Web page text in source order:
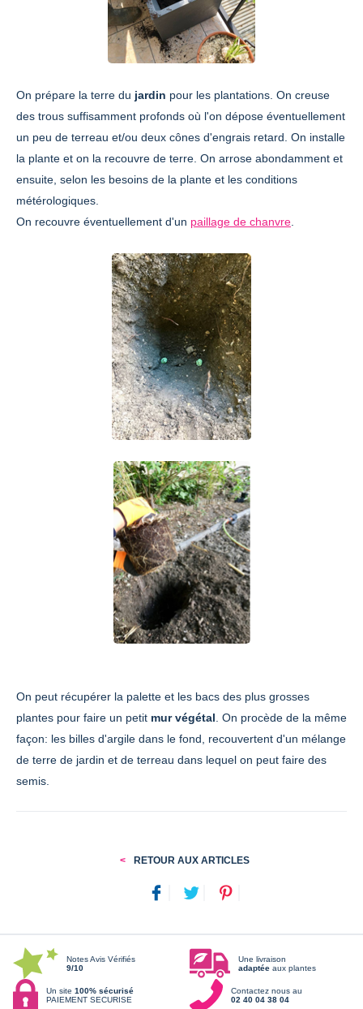
On prépare la terre du jardin pour les plantations. On creuse
des trous suffisamment profonds où l'on dépose éventuellement
un peu de terreau et/ou deux cônes d'engrais retard. On installe
la plante et on la recouvre de terre. On arrose abondamment et
ensuite, selon les besoins de la plante et les conditions
métérologiques.
On recouvre éventuellement d'un paillage de chanvre.
On peut récupérer la palette et les bacs des plus grosses
plantes pour faire un petit mur végétal. On procède de la même
façon: les billes d'argile dans le fond, recouvertent d'un mélange
de terre de jardin et de terreau dans lequel on peut faire des
semis.
RETOUR AUX ARTICLES
Notes Avis Vérifiés
9/10
Une livraison
adaptée aux plantes
Un site 100% sécurisé
PAIEMENT SECURISE
Contactez nous au
02 40 04 38 04